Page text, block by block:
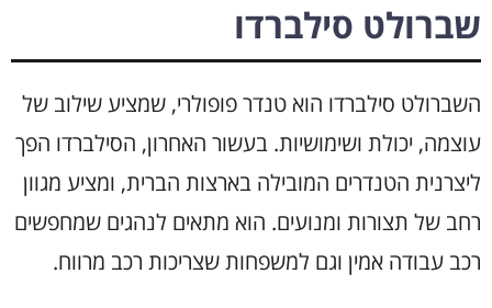
שברולט סילברדו
השברולט סילברדו הוא טנדר פופולרי, שמציע שילוב של
עוצמה, יכולת ושימושיות. בעשור האחרון, הסילברדו הפך
ליצרנית הטנדרים המובילה בארצות הברית, ומציע מגוון
רחב של תצורות ומנועים. הוא מתאים לנהגים שמחפשים
רכב עבודה אמין וגם למשפחות שצריכות רכב מרווח.